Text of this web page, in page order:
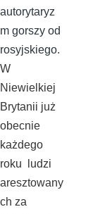
autorytaryz
m gorszy od
rosyjskiego.
W
Niewielkiej
Brytanii już
obecnie
każdego
roku ludzi
aresztowany
ch za